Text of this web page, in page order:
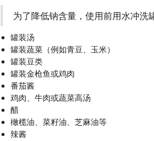
为了降低钠含量，使用前用水冲洗
罐装汤
罐装蔬菜（例如青豆、玉米）
罐装豆类
罐装金枪鱼或鸡肉
番茄酱
鸡肉、牛肉或蔬菜高汤
醋
橄榄油、菜籽油、芝麻油等
辣酱